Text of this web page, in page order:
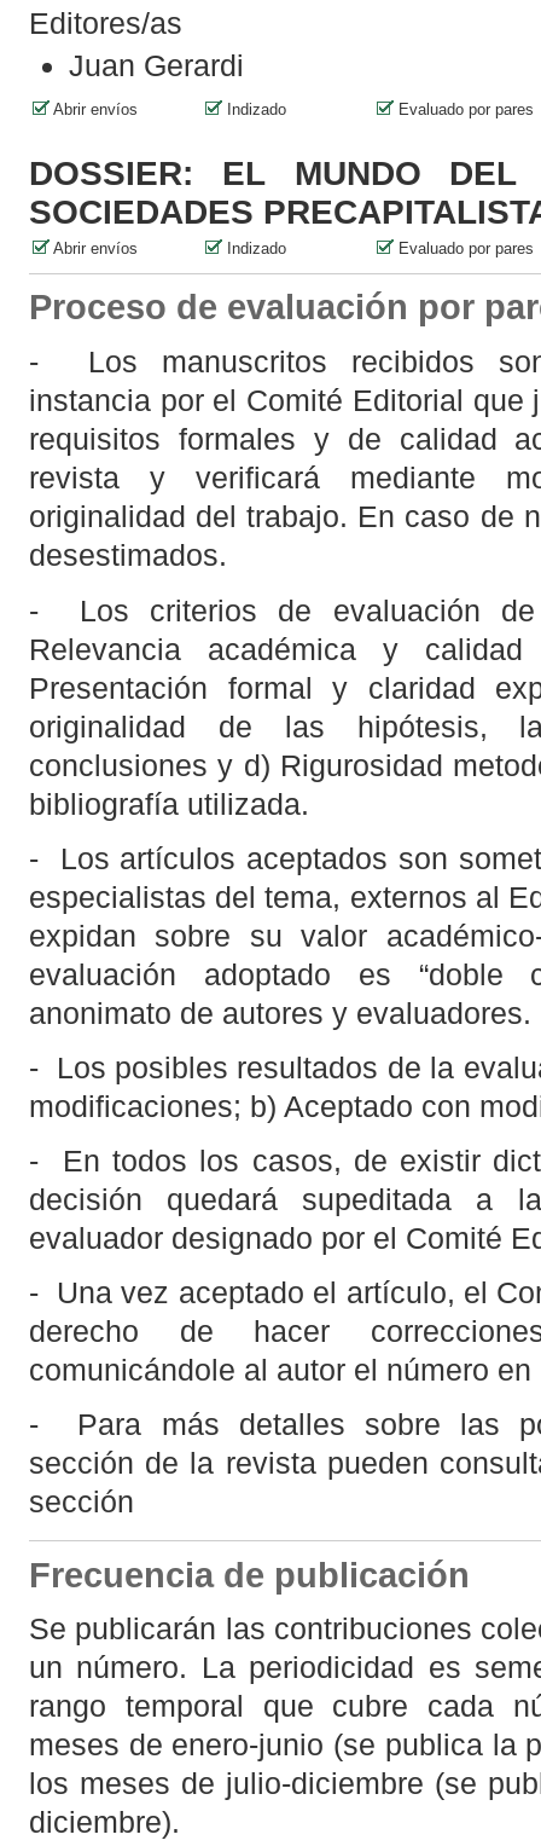
Editores/as
Juan Gerardi
Abrir envíos Indizado Evaluado por pares
DOSSIER: EL MUNDO
SOCIEDADES
Abrir envíos Indizado Evaluado por pares
Proceso de evaluación por
- Los manuscritos recibidos
instancia por el Comité Editorial que
requisitos formales y de calidad
revista y verificará mediante
originalidad del trabajo. En caso de
desestimados.
- Los criterios de evaluación
Relevancia académica y
Presentación formal y claridad
originalidad de las hipótesis,
conclusiones y d) Rigurosidad
bibliografía utilizada.
- Los artículos aceptados son
especialistas del tema, externos al
expidan sobre su valor
evaluación adoptado es “doble
anonimato de autores y evaluadores.
- Los posibles resultados de la
modificaciones; b) Aceptado con
- En todos los casos, de existir
decisión quedará supeditada a
evaluador designado por el Comité
- Una vez aceptado el artículo, el
derecho de hacer
comunicándole al autor el número
- Para más detalles sobre las
sección de la revista pueden
sección
Frecuencia de publicación
Se publicarán las contribuciones
un número. La periodicidad es
rango temporal que cubre cada
meses de enero-junio (se publica la
los meses de julio-diciembre (se
diciembre).